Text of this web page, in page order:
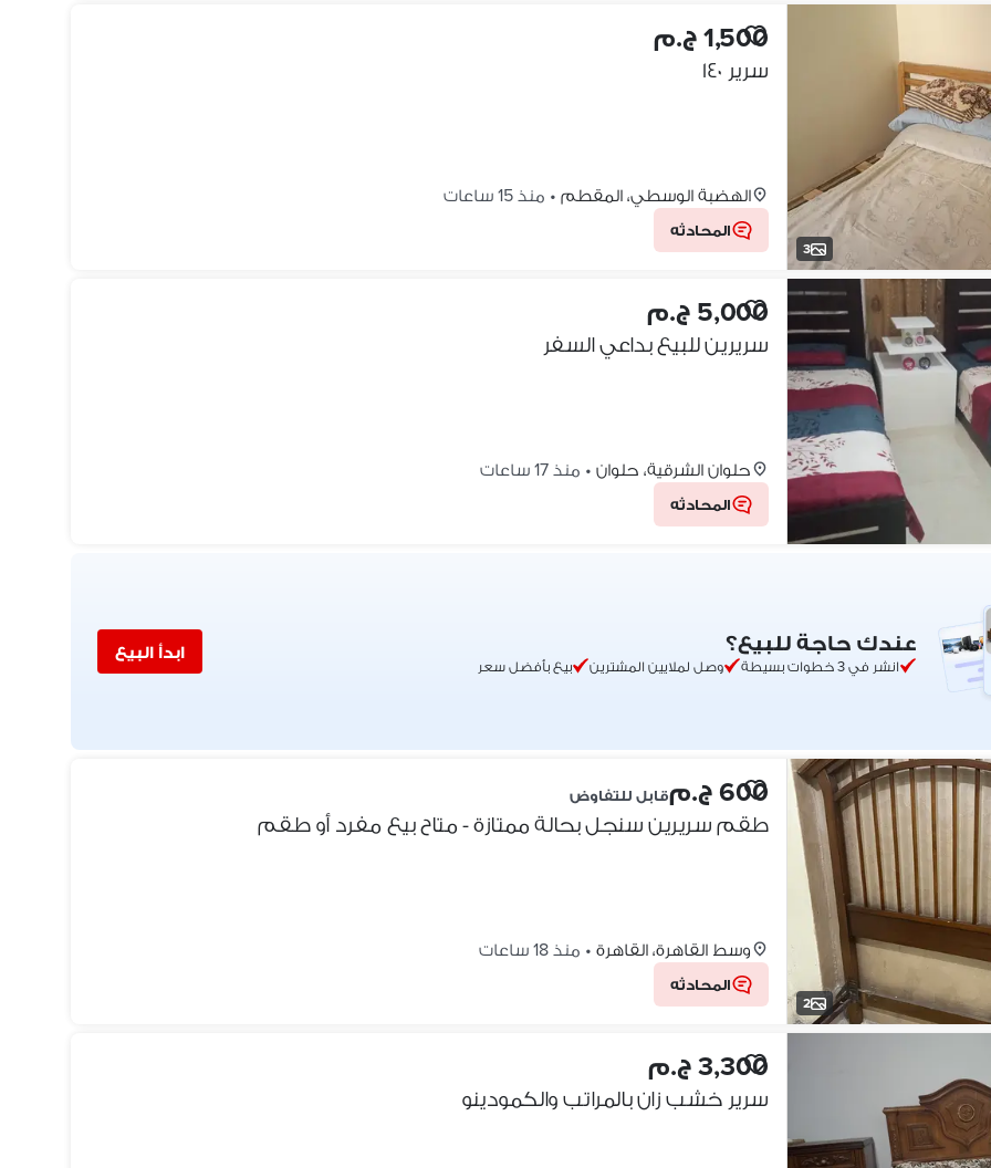
3
1,500 ج.م
سرير ١٤٠
الهضبة الوسطي، المقطم • منذ 15 ساعات
المحادثه
5,000 ج.م
سريرين للبيع بداعي السفر
حلوان الشرقية، حلوان • منذ 17 ساعات
المحادثه
عندك حاجة للبيع؟
انشر في 3 خطوات بسيطة وصل لملايين المشترين بيع بأفضل سعر
ابدأ البيع
2
600 ج.م قابل للتفاوض
طقم سريرين سنجل بحالة ممتازة - متاح بيع مفرد أو طقم
وسط القاهرة، القاهرة • منذ 18 ساعات
المحادثه
3,300 ج.م
سرير خشب زان بالمراتب والكمودينو